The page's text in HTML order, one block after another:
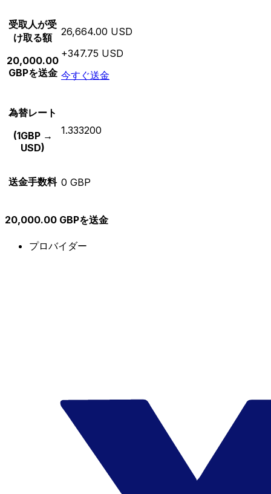
受取人が受
け取る額
20,000.00
GBPを送金
26,664.00 USD
+347.75 USD
今すぐ送金
為替レート
(1GBP →
USD)
1.333200
送金手数料 0 GBP
20,000.00 GBPを送金
プロバイダー